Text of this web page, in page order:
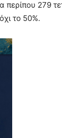
περίπου 279
το 50%.